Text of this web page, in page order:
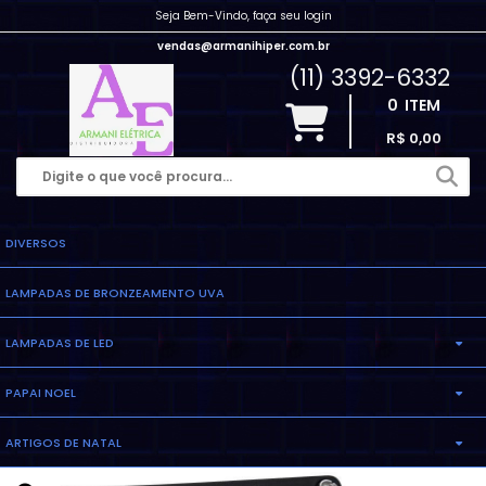
Seja Bem-Vindo, faça seu login
vendas@armanihiper.com.br
(11) 3392-6332
0 ITEM
R$ 0,00
DIVERSOS
LAMPADAS DE BRONZEAMENTO UVA
LAMPADAS DE LED
LAMPADA ELETRONICA
LAMPADA MILHO
PAPAI NOEL
INFLAVEL
ARTIGOS DE NATAL